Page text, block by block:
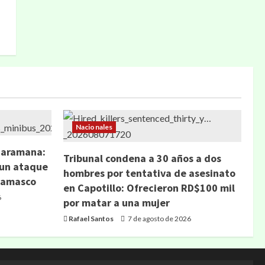
ataque
Nacionales
Tribunal condena a 30 años a dos
hombres por tentativa de asesinato
en Capotillo: Ofrecieron RD$100 mil
por matar a una mujer
Rafael Santos 7 de agosto de 2026